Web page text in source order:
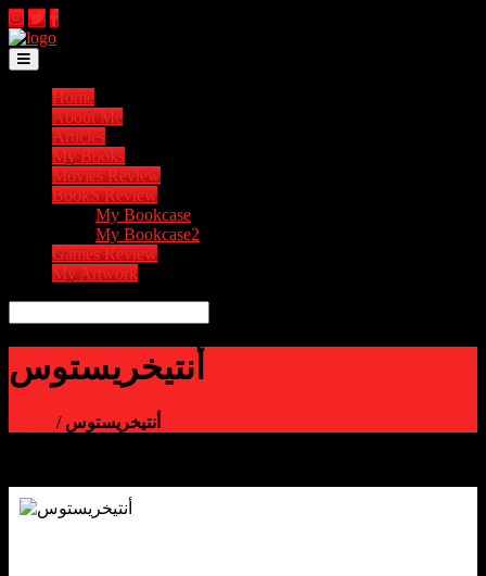
Toggle navigation
Home
About Me
Articles
My Books
Movies Review
BookS Review
My Bookcase
My Bookcase2
Games Review
My Artwork
أنتيخريستوس
/ أنتيخريستوس